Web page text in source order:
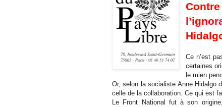
Ce n’est
certaines
le mien
Or, selon la socialiste Anne Hidalgo
celle de la collaboration. Ce qui est
Le Front National fut à son